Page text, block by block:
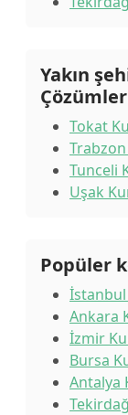
Yakın
Tokat
Trabzon
Tunceli
Uşak
Popüler
İstanbul
Ankara
İzmir
Bursa
Antalya